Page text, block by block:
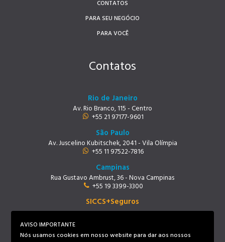
CONTATOS
PARA SEU NEGÓCIO
PARA VOCÊ
Contatos
Rio de Janeiro
Av. Rio Branco, 115 - Centro
+55 21 97177-9601
São Paulo
Av. Juscelino Kubitschek, 2041 - Vila Olímpia
+55 11 97522-7816
Campinas
Rua Gustavo Ambrust, 36 - Nova Campinas
+55 19 3399-3300
SICCS+Seguros
Rio de Janeiro
Av. Rio Branco, 115 - Centro
+55 21 97219-9678
AVISO IMPORTANTE
Nós usamos cookies em nosso website para dar aos nossos